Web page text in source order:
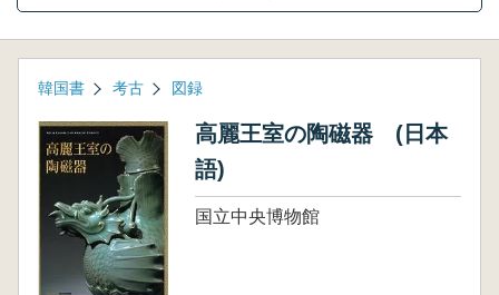
韓国書 考古 図録
高麗王室の陶磁器 (日本
語)
国立中央博物館